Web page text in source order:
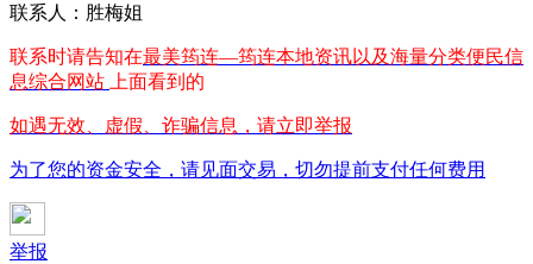
联系人：胜梅姐
联系时请告知在最美筠连—筠连本地资讯以及海量分类便民信
息综合网站
上面看到的
如遇无效、虚假、诈骗信息，请立即举报
为了您的资金安全，请见面交易，切勿提前支付任何费用
举报